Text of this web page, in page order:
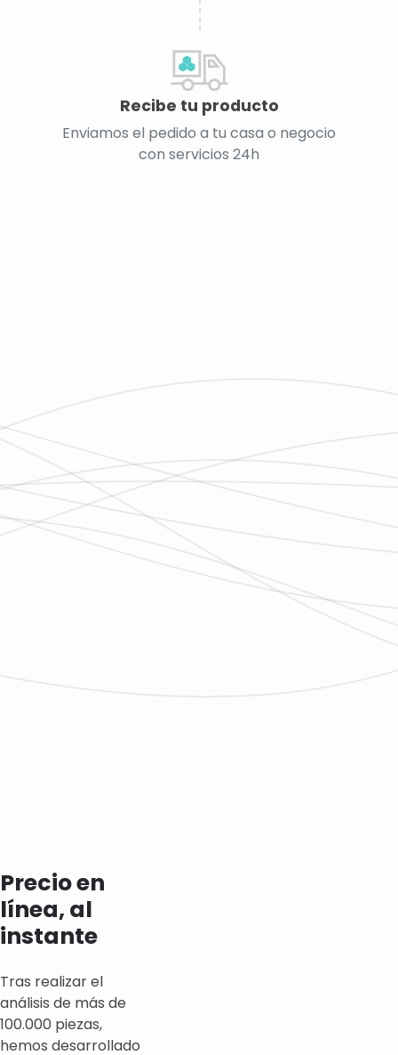
Recibe tu producto
Enviamos el pedido a tu casa o negocio
con servicios 24h
Precio en
línea, al
instante
Tras realizar el
análisis de más de
100.000 piezas,
hemos desarrollado